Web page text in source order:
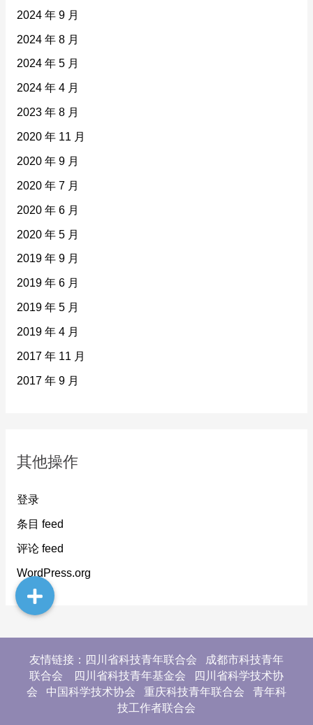
2024 年 9 月
2024 年 8 月
2024 年 5 月
2024 年 4 月
2023 年 8 月
2020 年 11 月
2020 年 9 月
2020 年 7 月
2020 年 6 月
2020 年 5 月
2019 年 9 月
2019 年 6 月
2019 年 5 月
2019 年 4 月
2017 年 11 月
2017 年 9 月
其他操作
登录
条目 feed
评论 feed
WordPress.org
友情链接：四川省科技青年联合会 成都市科技青年
联合会 四川省科技青年基金会 四川省科学技术协
会 中国科学技术协会 重庆科技青年联合会 青年科
技工作者联合会